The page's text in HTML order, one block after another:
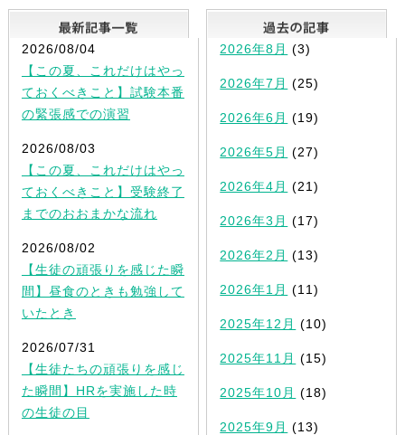
最新記事一覧
2026/08/04
【この夏、これだけはやっ
ておくべきこと】試験本番
の緊張感での演習
2026/08/03
【この夏、これだけはやっ
ておくべきこと】受験終了
までのおおまかな流れ
2026/08/02
【生徒の頑張りを感じた瞬
間】昼食のときも勉強して
いたとき
2026/07/31
【生徒たちの頑張りを感じ
た瞬間】HRを実施した時
の生徒の目
2026年8月 (3)
2026年7月 (25)
2026年6月 (19)
2026年5月 (27)
2026年4月 (21)
2026年3月 (17)
2026年2月 (13)
2026年1月 (11)
2025年12月 (10)
2025年11月 (15)
2025年10月 (18)
2025年9月 (13)